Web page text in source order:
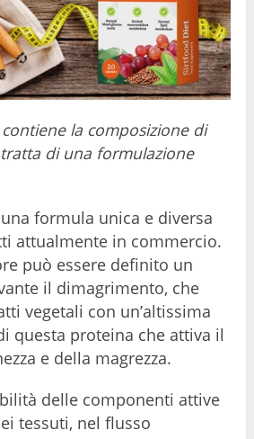
la composizione di
di una formulazione
formula unica e diversa
attualmente in commercio.
può essere definito un
il dimagrimento, che
vegetali con un’altissima
questa proteina che attiva il
e della magrezza.
delle componenti attive
tessuti, nel flusso